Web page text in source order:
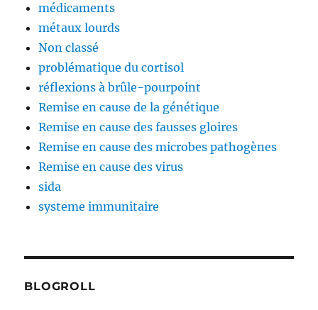
médicaments
métaux lourds
Non classé
problématique du cortisol
réflexions à brûle-pourpoint
Remise en cause de la génétique
Remise en cause des fausses gloires
Remise en cause des microbes pathogènes
Remise en cause des virus
sida
systeme immunitaire
BLOGROLL